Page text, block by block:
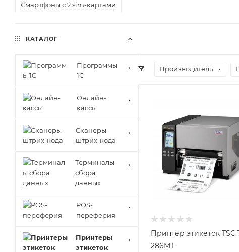
Смартфоны с 2 sim-картами
Производитель
Принтер этикеток TSC
286MT
КАТАЛОГ
Программы
1С
Онлайн-
кассы
Сканеры
штрих-кода
Терминалы
сбора
данных
POS-
переферия
Принтеры
этикеток